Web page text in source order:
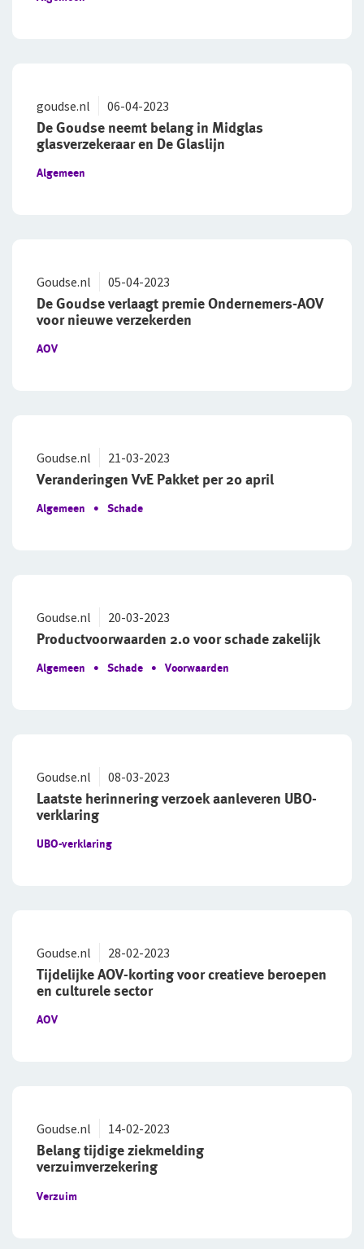
De Goudse neemt belang in Midglas
glasverzekeraar en De Glaslijn
goudse.nl 06-04-2023
Algemeen
De Goudse verlaagt premie Ondernemers-AOV
voor nieuwe verzekerden
Goudse.nl 05-04-2023
AOV
Veranderingen VvE Pakket per 20 april
Goudse.nl 21-03-2023
Algemeen Schade
Productvoorwaarden 2.0 voor schade zakelijk
Goudse.nl 20-03-2023
Algemeen Schade Voorwaarden
Laatste herinnering verzoek aanleveren UBO-
verklaring
Goudse.nl 08-03-2023
UBO-verklaring
Tijdelijke AOV-korting voor creatieve beroepen
en culturele sector
Goudse.nl 28-02-2023
AOV
Belang tijdige ziekmelding
verzuimverzekering
Goudse.nl 14-02-2023
Verzuim